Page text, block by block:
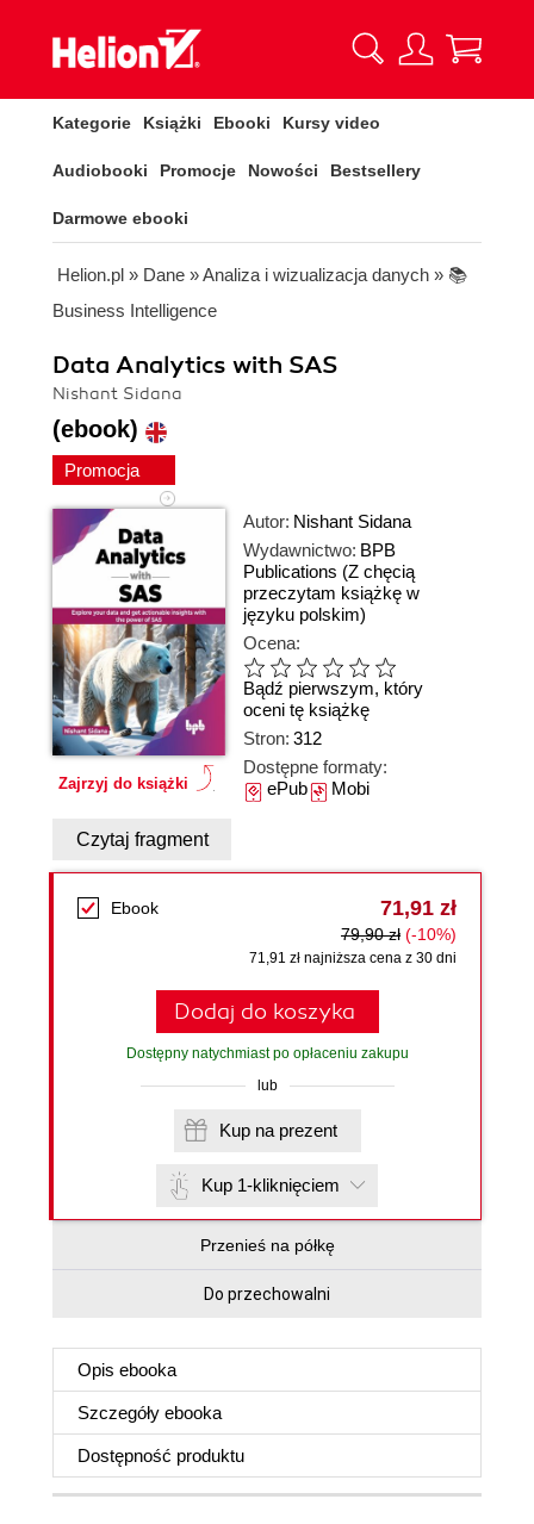
Kategorie Książki Ebooki Kursy video
Audiobooki Promocje Nowości Bestsellery
Darmowe ebooki
Helion.pl » Dane »Analiza i wizualizacja danych » 📚
Business Intelligence
Data Analytics with SAS
Nishant Sidana
(ebook)
Promocja
Zajrzyj do książki
Autor: Nishant Sidana
Wydawnictwo: BPB
Publications (Z chęcią
przeczytam książkę w
języku polskim)
Ocena:
Bądź pierwszym, który
oceni tę książkę
Stron: 312
Dostępne formaty:
ePubMobi
Czytaj fragment
Ebook 71,91 zł
79,90 zł (-10%)
71,91 zł najniższa cena z 30 dni
Dodaj do koszyka
Dostępny natychmiast po opłaceniu zakupu
lub
Kup na prezent
Kup 1-kliknięciem
Przenieś na półkę
Do przechowalni
Opis ebooka
Szczegóły ebooka
Dostępność produktu